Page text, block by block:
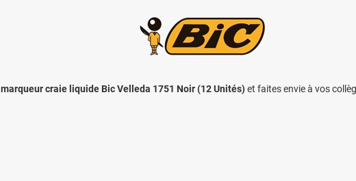
marqueur craie liquide Bic Velleda 1751 Noir (12 Unités)et faites envie à vos